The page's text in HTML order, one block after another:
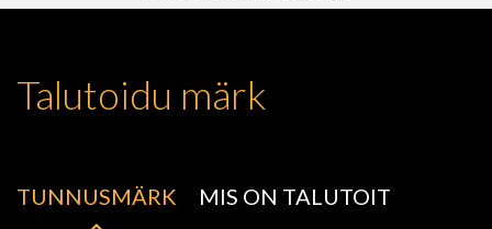
Talutoidu märk
TUNNUSMÄRK MIS ON TALUTOIT